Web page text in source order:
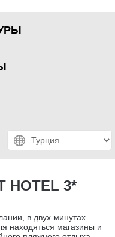
HOTEL 3*
в двух минутах
находяться магазины и